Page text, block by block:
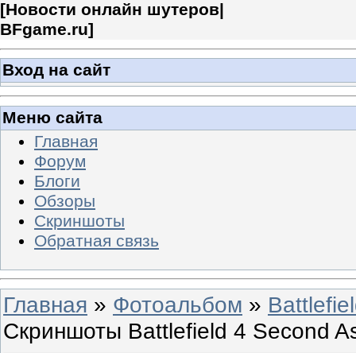
[Новости онлайн шутеров|
BFgame.ru]
Вход на сайт
Меню сайта
Главная
Форум
Блоги
Обзоры
Скриншоты
Обратная связь
Главная » Фотоальбом »
Скриншоты Battlefield 4 Second